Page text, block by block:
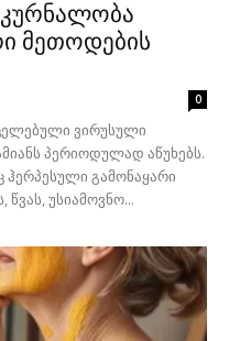
მეთოდების
0
ვირუსული
პერიოდულად აწუხებს.
გამონაყარი
წვას, უსიამოვნო...